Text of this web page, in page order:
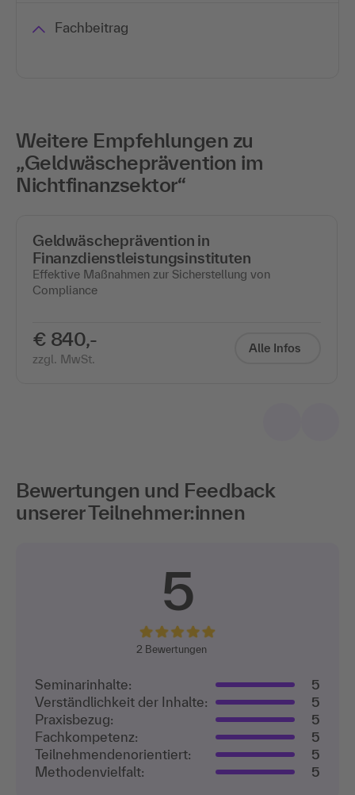
Fachbeitrag
Weitere Empfehlungen zu
„Geldwäscheprävention im
Nichtfinanzsektor“
Geldwäscheprävention in
Finanzdienstleistungsinstituten
Effektive Maßnahmen zur Sicherstellung von
Compliance
€ 840,-
zzgl. MwSt.
Alle Infos
Bewertungen und Feedback
unserer Teilnehmer:innen
5
2 Bewertungen
Seminarinhalte:
5
Verständlichkeit der Inhalte:
5
Praxisbezug:
5
Fachkompetenz:
5
Teilnehmenden­orientiert:
5
Methodenvielfalt:
5